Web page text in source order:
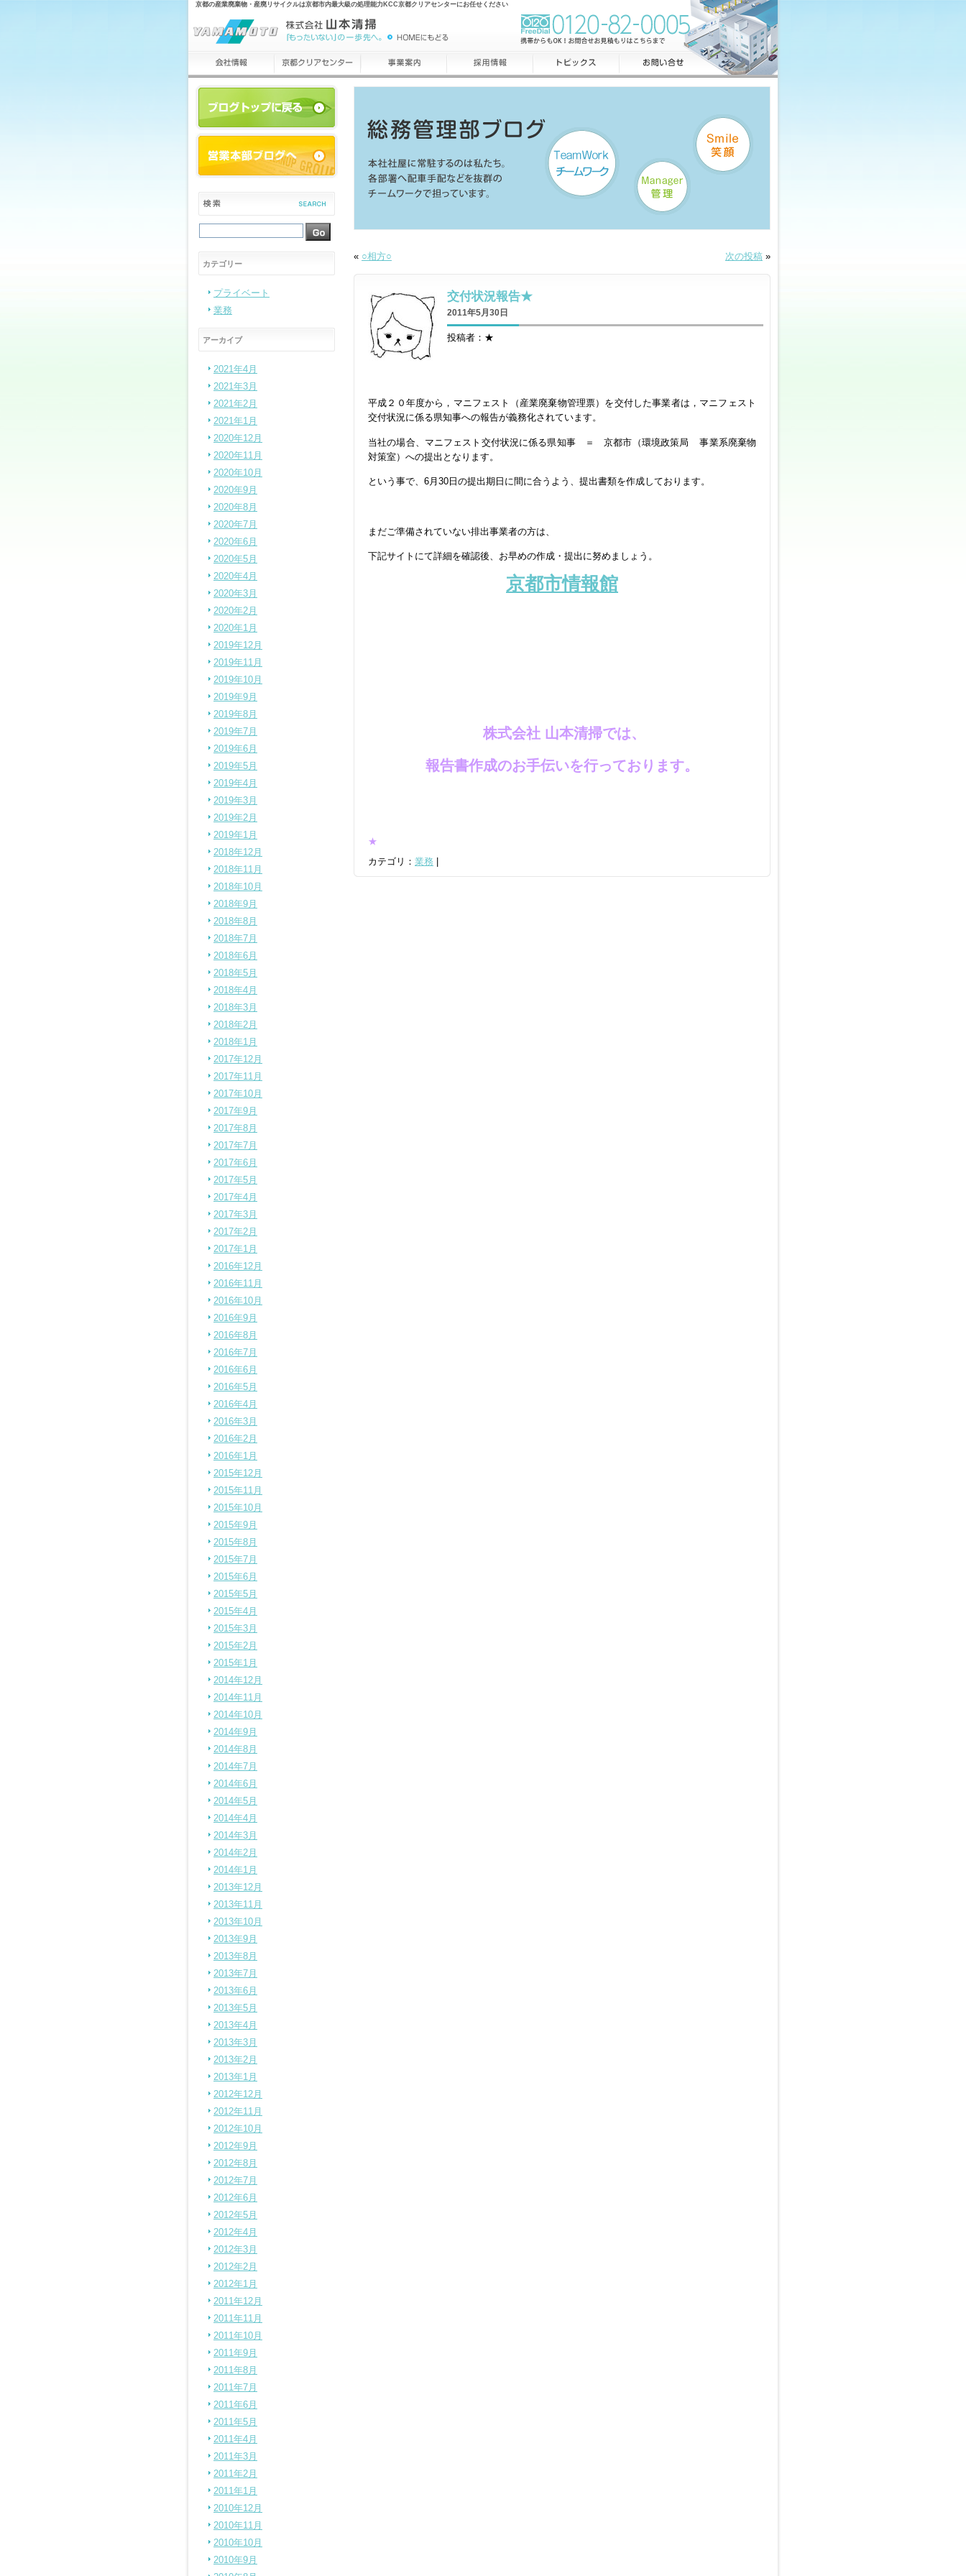
京都の産業廃棄物・産廃リサイクルは京都市内最大級の処理能力KCC京都クリアセンターにお任せください
« ○相方○ 次の投稿 »
交付状況報告★
2011年5月30日
投稿者：★
平成２０年度から，マニフェスト（産業廃棄物管理票）を交付した事業者は，マニフェスト
交付状況に係る県知事への報告が義務化されています。
当社の場合、マニフェスト交付状況に係る県知事 ＝ 京都市（環境政策局
事業系廃棄物
対策室）への提出となります。
という事で、6月30日の提出期日に間に合うよう、提出書類を作成しております。
まだご準備されていない排出事業者の方は、
下記サイトにて詳細を確認後、お早めの作成・提出に努めましょう。
京都市情報館
株式会社 山本清掃では、
報告書作成のお手伝いを行っております。
★
カテゴリ： 業務
カテゴリー
プライベート
業務
アーカイブ
2021年4月
2021年3月
2021年2月
2021年1月
2020年12月
2020年11月
2020年10月
2020年9月
2020年8月
2020年7月
2020年6月
2020年5月
2020年4月
2020年3月
2020年2月
2020年1月
2019年12月
2019年11月
2019年10月
2019年9月
2019年8月
2019年7月
2019年6月
2019年5月
2019年4月
2019年3月
2019年2月
2019年1月
2018年12月
2018年11月
2018年10月
2018年9月
2018年8月
2018年7月
2018年6月
2018年5月
2018年4月
2018年3月
2018年2月
2018年1月
2017年12月
2017年11月
2017年10月
2017年9月
2017年8月
2017年7月
2017年6月
2017年5月
2017年4月
2017年3月
2017年2月
2017年1月
2016年12月
2016年11月
2016年10月
2016年9月
2016年8月
2016年7月
2016年6月
2016年5月
2016年4月
2016年3月
2016年2月
2016年1月
2015年12月
2015年11月
2015年10月
2015年9月
2015年8月
2015年7月
2015年6月
2015年5月
2015年4月
2015年3月
2015年2月
2015年1月
2014年12月
2014年11月
2014年10月
2014年9月
2014年8月
2014年7月
2014年6月
2014年5月
2014年4月
2014年3月
2014年2月
2014年1月
2013年12月
2013年11月
2013年10月
2013年9月
2013年8月
2013年7月
2013年6月
2013年5月
2013年4月
2013年3月
2013年2月
2013年1月
2012年12月
2012年11月
2012年10月
2012年9月
2012年8月
2012年7月
2012年6月
2012年5月
2012年4月
2012年3月
2012年2月
2012年1月
2011年12月
2011年11月
2011年10月
2011年9月
2011年8月
2011年7月
2011年6月
2011年5月
2011年4月
2011年3月
2011年2月
2011年1月
2010年12月
2010年11月
2010年10月
2010年9月